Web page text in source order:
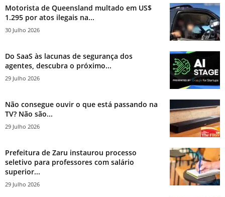
Motorista de Queensland multado em US$
1.295 por atos ilegais na...
30 Julho 2026
Do SaaS às lacunas de segurança dos
agentes, descubra o próximo...
29 Julho 2026
Não consegue ouvir o que está passando na
TV? Não são...
29 Julho 2026
Prefeitura de Zaru instaurou processo
seletivo para professores com salário
superior...
29 Julho 2026